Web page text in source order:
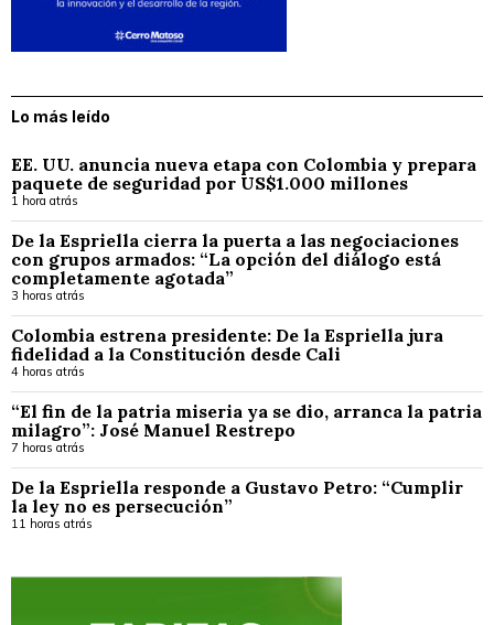
Lo más leído
EE. UU. anuncia nueva etapa con Colombia y prepara
paquete de seguridad por US$1.000 millones
1 hora atrás
De la Espriella cierra la puerta a las negociaciones
con grupos armados: “La opción del diálogo está
completamente agotada”
3 horas atrás
Colombia estrena presidente: De la Espriella jura
fidelidad a la Constitución desde Cali
4 horas atrás
“El fin de la patria miseria ya se dio, arranca la patria
milagro”: José Manuel Restrepo
7 horas atrás
De la Espriella responde a Gustavo Petro: “Cumplir
la ley no es persecución”
11 horas atrás